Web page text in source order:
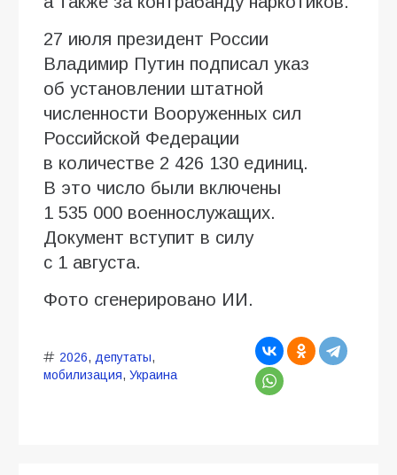
27 июля президент России
Владимир Путин подписал указ
об установлении штатной
численности Вооруженных сил
Российской Федерации
в количестве 2 426 130 единиц.
В это число были включены
1 535 000 военнослужащих.
Документ вступит в силу
с 1 августа.
Фото сгенерировано ИИ.
2026, депутаты,
мобилизация, Украина